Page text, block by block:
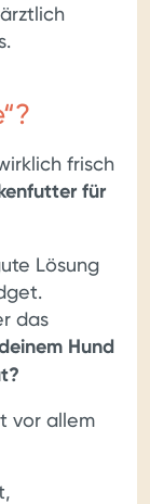
frisch
für
Lösung
das
Hund
vor allem